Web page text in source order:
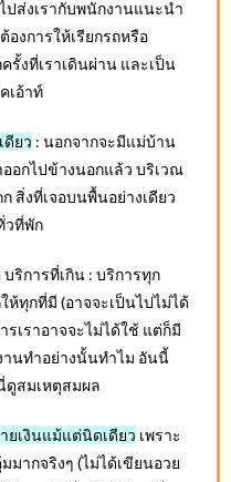
ปส่งเรากับพนักงานแนะนำ
งการให้เรียกรถหรือ
รั้งที่เราเดินผ่าน และเป็น
เอ้าท์
ดียว : นอกจากจะมีแม่บ้าน
ออกไปข้างนอกแล้ว บริเวณ
สิ่งที่เจอบนพื้นอย่างเดียว
วที่พัก
ริการที่เกิน : บริการทุก
ห้ทุกที่มี (อาจจะเป็นไปไม่ได้
เราอาจจะไม่ได้ใช้ แต่ก็มี
านทำอย่างนั้นทำไม อันนี้
ดูสมเหตุสมผล
ยเงินแม้แต่นิดเดียว เพราะ
ากจริงๆ (ไม่ได้เขียนอวย